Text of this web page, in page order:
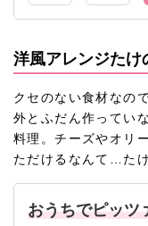
洋風アレンジたけ
クセのない食材なの
外とふだん作ってい
料理。チーズやオリ
ただけるなんて…た
おうちでピッツ